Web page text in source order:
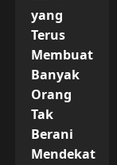
yang
Terus
Membuat
Banyak
Orang
Tak
Berani
Mendekat